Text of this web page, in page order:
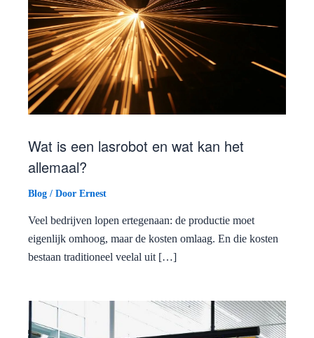
Wat is een lasrobot en wat kan het
allemaal?
Blog / Door Ernest
Veel bedrijven lopen ertegenaan: de productie moet
eigenlijk omhoog, maar de kosten omlaag. En die kosten
bestaan traditioneel veelal uit […]